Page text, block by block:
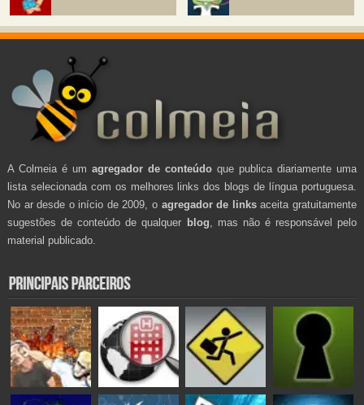
A Colmeia é um agregador de conteúdo que publica diariamente uma
lista selecionada com os melhores links dos blogs de língua portuguesa.
No ar desde o início de 2009, o agregador de linksaceita gratuitamente
sugestões de conteúdo de qualquer blog , mas não é responsável pelo
material publicado.